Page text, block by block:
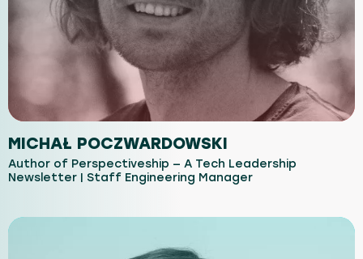
MICHAŁ POCZWARDOWSKI
Author of Perspectiveship — A Tech Leadership
Newsletter | Staff Engineering Manager